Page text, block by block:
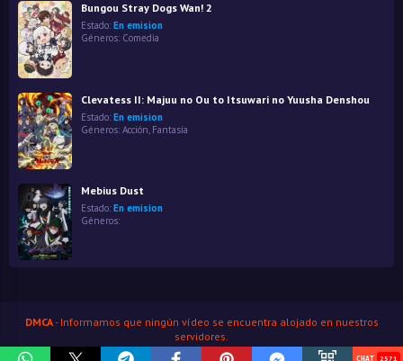
Bungou Stray Dogs Wan! 2
Estado: En emision
Géneros: Comedia
Clevatess II: Majuu no Ou to Itsuwari no Yuusha Denshou
Estado: En emision
Géneros: Acción Fantasía
Mebius Dust
Estado: En emision
Géneros:
DMCA- Informamos que ningún vídeo se encuentra alojado en nuestros
servidores.
HenaoJara© Copyright 2026
2571